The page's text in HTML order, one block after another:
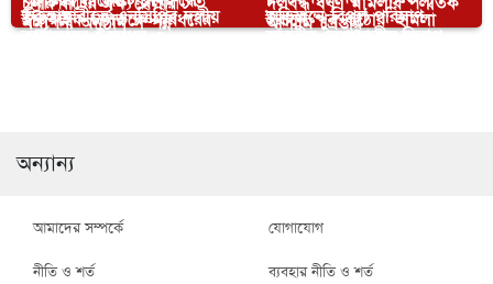
সমাপনী অনুষ্ঠান সম্পন্ন
আসামি গ্রেপ্তার
ইজিবাইক চালককে মারধরের
অভিযোগ
ইরানে ‘খুব কঠোর’ হামলা
চালানোর হুমকি ট্রাম্পের
ভুরুঙ্গামারীতে এনসিপির দলীয়
কার্যালয়ের উদ্বোধন ও
অভিযানে বিপুল পরিমাণ
ভারতীয় নেশাজাতীয় সিরাপ
অন্যান্য
আমাদের সম্পর্কে যোগাযোগ
নীতি ও শর্ত ব্যবহার নীতি ও শর্ত